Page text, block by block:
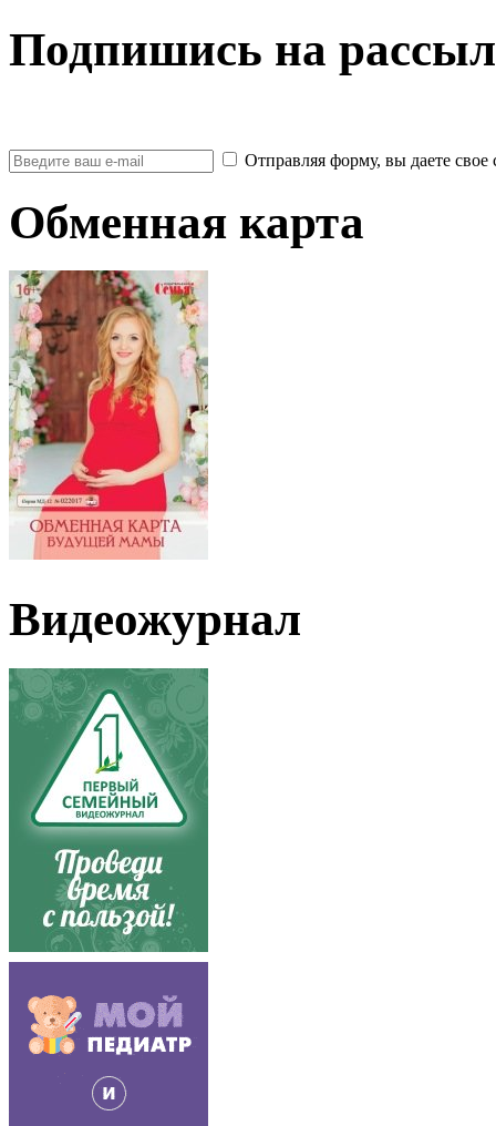
Подпишись на
Отправляя форму, вы даете
Обменная карта
Видеожурнал